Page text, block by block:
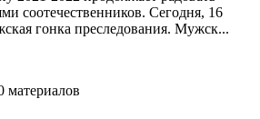
соотечественников. Сегодня, 16
гонка преследования. Мужск...
материалов